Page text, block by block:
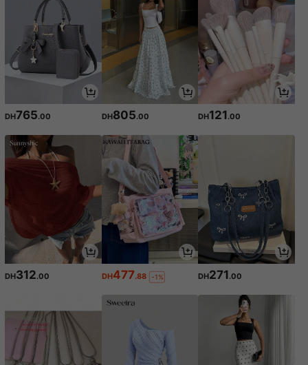
DH765.00 DH805.00 DH121.00
DH312.00 DH477.88 -1% DH271 .00